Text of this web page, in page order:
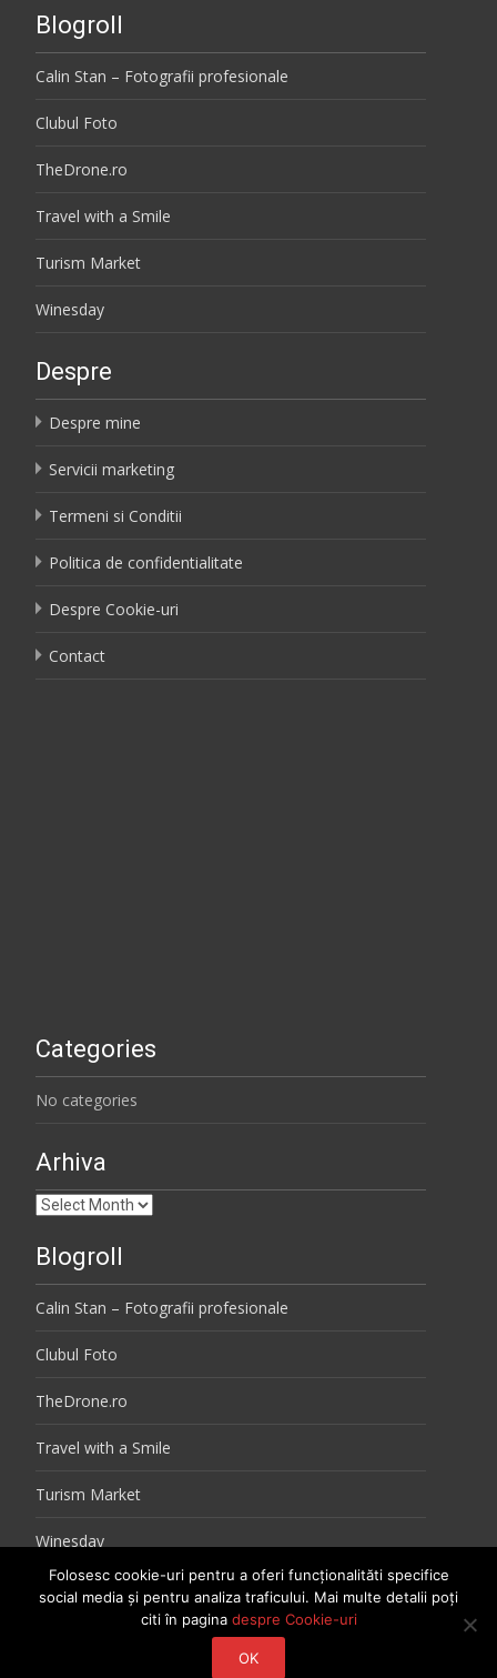
Blogroll
Calin Stan – Fotografii profesionale
Clubul Foto
TheDrone.ro
Travel with a Smile
Turism Market
Winesday
Despre
Despre mine
Servicii marketing
Termeni si Conditii
Politica de confidentialitate
Despre Cookie-uri
Contact
Categories
No categories
Arhiva
Arhiva
Blogroll
Calin Stan – Fotografii profesionale
Clubul Foto
TheDrone.ro
Travel with a Smile
Turism Market
Winesday
Copyright 2026 © Carmina Nitescu. Toate drepturile rezervate.
Folosesc cookie-uri pentru a oferi funcționalităti specifice
social media și pentru analiza traficului. Mai multe detalii poți
citi în pagina despre Cookie-uri
OK